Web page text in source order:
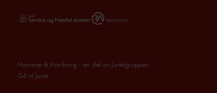
og bruker-, innsikt- og produktutvikling.
Hammer & Hanborg - en del av Jurekgruppen
Gå til Jurek